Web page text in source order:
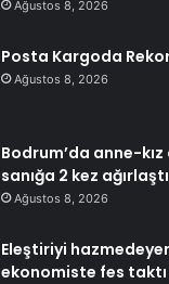
Ağustos 8, 2026
Posta Kargoda
Ağustos 8, 2026
Bodrum’da anne-
sanığa 2 kez
Ağustos 8, 2026
Eleştiriyi
ekonomiste fes taktı